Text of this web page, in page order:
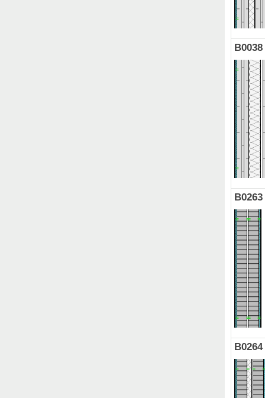
B0038
B0263
B0264